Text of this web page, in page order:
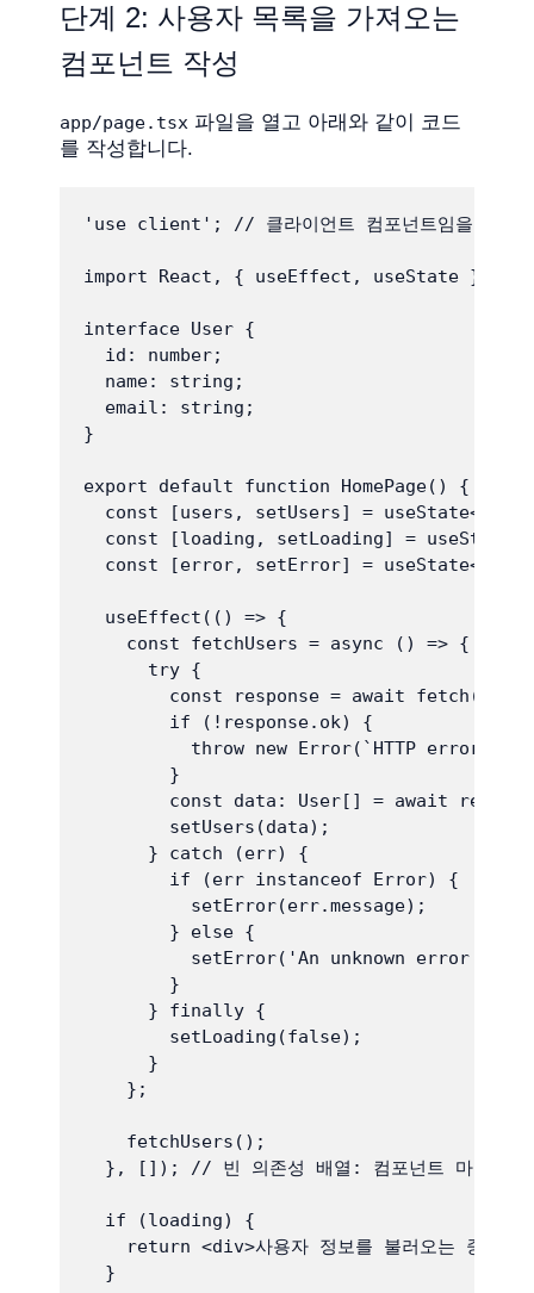
단계 2: 사용자 목록을 가져오는
컴포넌트 작성
app/page.tsx 파일을 열고 아래와 같이 코드
를 작성합니다.
'use client'; // 클라이언트 컴포넌트임을 명시
import React, { useEffect, useState }
interface User {
  id: number;
  name: string;
  email: string;
}
export default function HomePage() {
const [users, setUsers] =
const [loading, setLoading] =
const [error, setError] =
  useEffect(() => {
    const fetchUsers = async () => {
      try {
const response = await
        if (!response.ok) {
throw new Error(`HTTP error!
        }
const data: User[] = await
        setUsers(data);
      } catch (err) {
        if (err instanceof Error) {
          setError(err.message);
        } else {
setError('An unknown error
        }
      } finally {
        setLoading(false);
      }
    };
    fetchUsers();
}, []); // 빈 의존성 배열: 컴포넌트 마운트
  if (loading) {
return <div>사용자 정보를 불러오는 중
  }